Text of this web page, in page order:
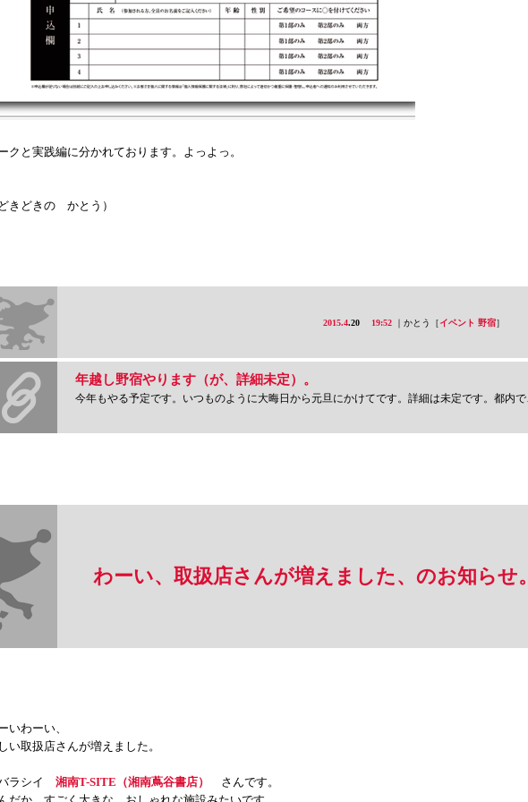
クと実践編に分かれております。よっよっ。
きどきの かとう）
2015.4.20 19:52 ｜かとう［イベント 野宿］
年越し野宿やります（が、詳細未定）。
今年もやる予定です。いつものように大晦日から元旦にかけてです。詳細は未定です。都内でやるでしょう。
わーい、取扱店さんが増えました、のお知らせ。
いわーい、
い取扱店さんが増えました。
ラシイ 湘南T-SITE（湘南蔦谷書店）
さんです。